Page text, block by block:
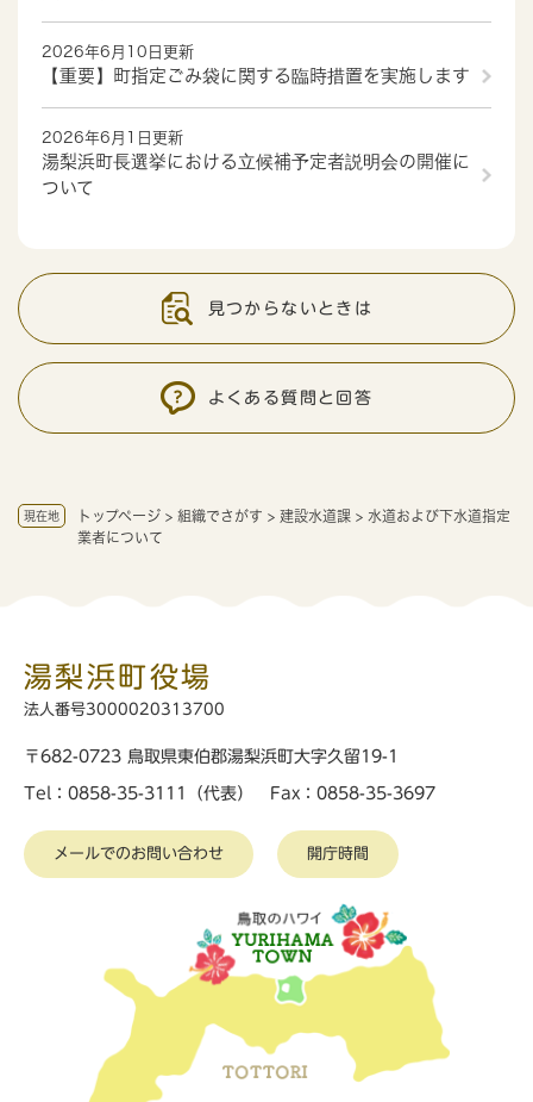
現在地 トップページ > 組織でさがす > 建設水道課 > 水道および下水道指定
業者について
2026年6月10日更新
【重要】町指定ごみ袋に関する臨時措置を実施します
2026年6月1日更新
湯梨浜町長選挙における立候補予定者説明会の開催に
ついて
見つからないときは
よくある質問と回答
湯梨浜町役場
法人番号3000020313700
〒682-0723 鳥取県東伯郡湯梨浜町大字久留19-1
Tel：0858-35-3111（代表） Fax：0858-35-3697
メールでのお問い合わせ 開庁時間